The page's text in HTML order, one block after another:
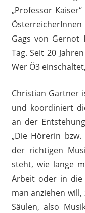
„Professor
Gags von Gernot
Tag. Seit 20
Wer Ö3
Christian Gartner
und koordiniert
an der
„Die Hörerin
der richtigen
steht, wie lange
Arbeit oder in die
man anziehen
Säulen, also